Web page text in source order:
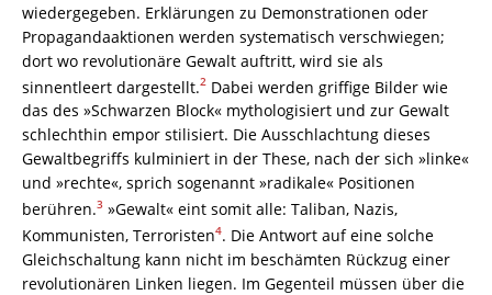
wiedergegeben. Erklärungen zu Demonstrationen oder
Propagandaaktionen werden systematisch verschwiegen;
dort wo revolutionäre Gewalt auftritt, wird sie als
sinnentleert dargestellt.2 Dabei werden griffige Bilder wie
das des »Schwarzen Block« mythologisiert und zur Gewalt
schlechthin empor stilisiert. Die Ausschlachtung dieses
Gewaltbegriffs kulminiert in der These, nach der sich »linke«
und »rechte«, sprich sogenannt »radikale« Positionen
berühren.3 »Gewalt« eint somit alle: Taliban, Nazis,
Kommunisten, Terroristen4. Die Antwort auf eine solche
Gleichschaltung kann nicht im beschämten Rückzug einer
revolutionären Linken liegen. Im Gegenteil müssen über die